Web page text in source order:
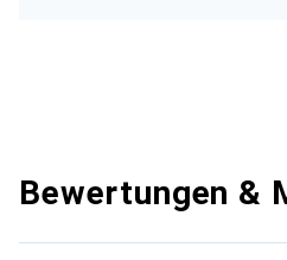
Bewertungen &